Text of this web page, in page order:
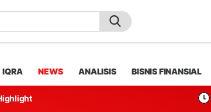
IQRA NEWS ANALISIS BISNIS FINANSIAL